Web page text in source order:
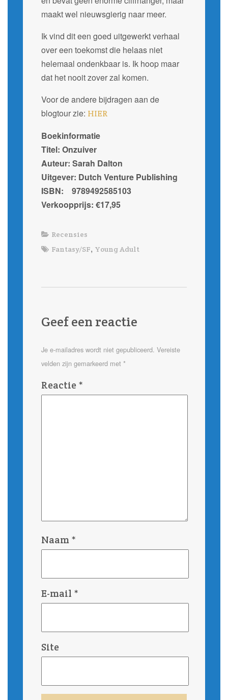
maakt wel nieuwsgierig naar meer.
Ik vind dit een goed uitgewerkt verhaal
over een toekomst die helaas niet
helemaal ondenkbaar is. Ik hoop maar
dat het nooit zover zal komen.
Voor de andere bijdragen aan de
blogtour zie: HIER
Boekinformatie
Titel: Onzuiver
Auteur: Sarah Dalton
Uitgever: Dutch Venture Publishing
ISBN: 9789492585103
Verkoopprijs: €17,95
Recensies
Fantasy/SF, Young Adult
Geef een reactie
Je e-mailadres wordt niet gepubliceerd. Vereiste
velden zijn gemarkeerd met *
Reactie *
Naam *
E-mail *
Site